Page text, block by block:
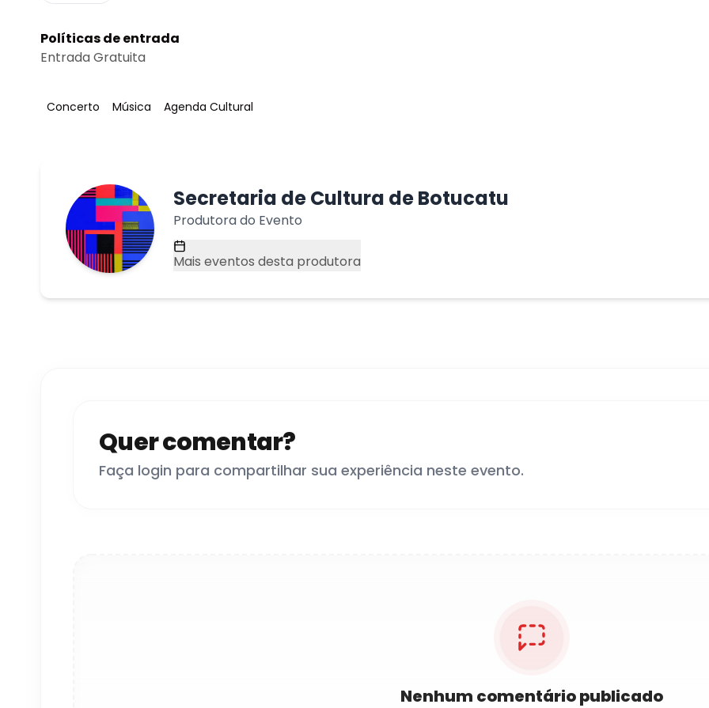
Políticas de entrada
Entrada Gratuita
Tag:
Concerto Tag:
Música Tag:
Agenda Cultural
Secretaria de Cultura de Botucatu
Produtora do Evento
Mais eventos desta produtora
Quer comentar?
Faça login para compartilhar sua experiência neste evento.
Nenhum comentário publicado